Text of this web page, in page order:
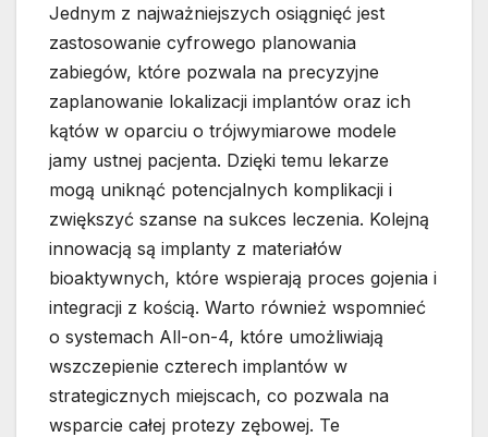
Jednym z najważniejszych osiągnięć jest
zastosowanie cyfrowego planowania
zabiegów, które pozwala na precyzyjne
zaplanowanie lokalizacji implantów oraz ich
kątów w oparciu o trójwymiarowe modele
jamy ustnej pacjenta. Dzięki temu lekarze
mogą uniknąć potencjalnych komplikacji i
zwiększyć szanse na sukces leczenia. Kolejną
innowacją są implanty z materiałów
bioaktywnych, które wspierają proces gojenia i
integracji z kością. Warto również wspomnieć
o systemach All-on-4, które umożliwiają
wszczepienie czterech implantów w
strategicznych miejscach, co pozwala na
wsparcie całej protezy zębowej. Te